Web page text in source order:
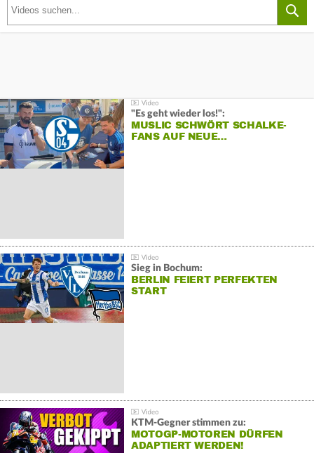
"Es geht wieder los!":
MUSLIC SCHWÖRT SCHALKE-
FANS AUF NEUE…
Sieg in Bochum:
BERLIN FEIERT PERFEKTEN
START
KTM-Gegner stimmen zu:
MOTOGP-MOTOREN DÜRFEN
ADAPTIERT WERDEN!